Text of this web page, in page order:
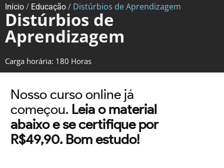
Início / Educação / Distúrbios de Aprendizagem
Distúrbios de
Aprendizagem
Carga horária: 180 Horas
Nosso curso online já
começou. Leia o material
abaixo e se certifique por
R$49,90. Bom estudo!